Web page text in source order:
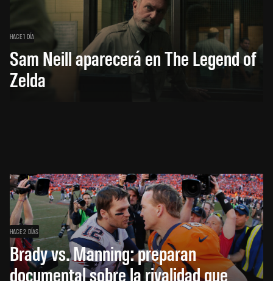
HACE 1 DÍA
Sam Neill aparecerá en The Legend of
Zelda
HACE 2 DÍAS
Brady vs. Manning: preparan
documental sobre la rivalidad que